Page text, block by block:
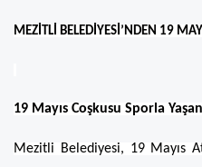
MEZİTLİ BELEDİYESİ’NDEN 19
19 Mayıs Coşkusu Sporla
Mezitli Belediyesi, 19 Mayıs